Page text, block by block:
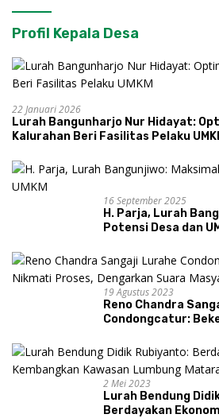
Profil Kepala Desa
22 Januari 2026
Lurah Bangunharjo Nur Hidayat:
Kalurahan Beri Fasilitas Pelaku
16 September 2025
H. Parja, Lurah
Potensi Desa dan
19 Agustus 2023
Reno Chandra
Condongcatur:
dan Syukuri Hasil
2 Mei 2023
Lurah Bendung
Berdayakan